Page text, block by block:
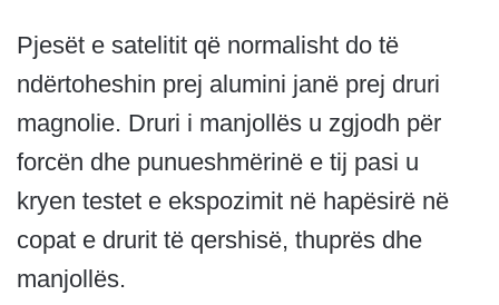
Pjesët e satelitit që normalisht do të
ndërtoheshin prej alumini janë prej druri
magnolie. Druri i manjollës u zgjodh për
forcën dhe punueshmërinë e tij pasi u
kryen testet e ekspozimit në hapësirë ​​në
copat e drurit të qershisë, thuprës dhe
manjollës.